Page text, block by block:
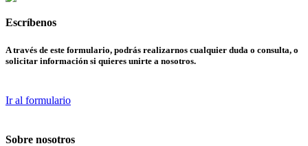
Escríbenos
A través de este formulario, podrás realizarnos cualquier duda o consulta, o
solicitar información si quieres unirte a nosotros.
Ir al formulario
Sobre nosotros